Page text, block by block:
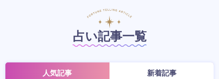
占い記事一覧
人気記事 新着記事